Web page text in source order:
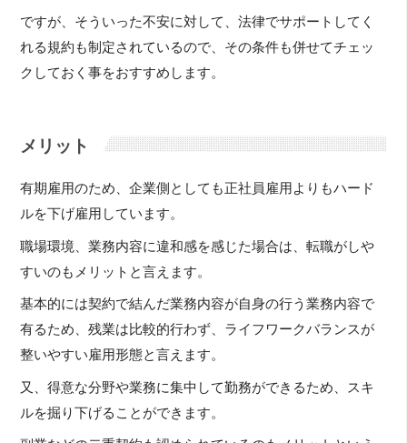
ですが、そういった不安に対して、法律でサポートしてく
れる規約も制定されているので、その条件も併せてチェッ
クしておく事をおすすめします。
メリット
有期雇用のため、企業側としても正社員雇用よりもハード
ルを下げ雇用しています。
職場環境、業務内容に違和感を感じた場合は、転職がしや
すいのもメリットと言えます。
基本的には契約で結んだ業務内容が自身の行う業務内容で
有るため、残業は比較的行わず、ライフワークバランスが
整いやすい雇用形態と言えます。
又、得意な分野や業務に集中して勤務ができるため、スキ
ルを掘り下げることができます。